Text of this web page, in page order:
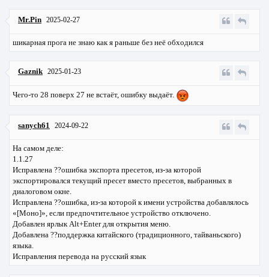
Mr.Pin 2025-02-27
шикарная прога не знаю как я раньше без неё обходился
Gaznik 2025-01-23
Чего-то 28 поверх 27 не встаёт, ошибку выдаёт.
sanych61 2024-09-22
На самом деле:
1.1.27
Исправлена ??ошибка экспорта пресетов, из-за которой
экспортировался текущий пресет вместо пресетов, выбранных в
диалоговом окне.
Исправлена ??ошибка, из-за которой к имени устройства добавлялось
«[Моно]», если предпочтительное устройство отключено.
Добавлен ярлык Alt+Enter для открытия меню.
Добавлена ??поддержка китайского (традиционного, тайваньского)
языка.
Исправления перевода на русский язык